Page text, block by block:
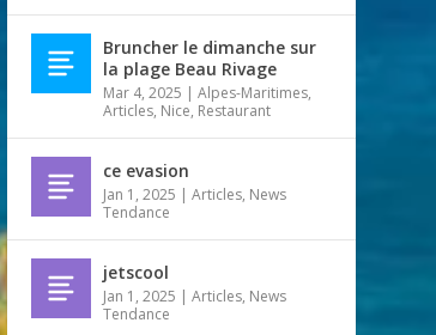
Bruncher le dimanche sur
la plage Beau Rivage
Mar 4, 2025 |Alpes-Maritimes,
Articles, Nice, Restaurant
ce evasion
Jan 1, 2025 |Articles, News
Tendance
jetscool
Jan 1, 2025 |Articles, News
Tendance